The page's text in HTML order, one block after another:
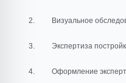
Визуальное
Экспертиза
Оформление